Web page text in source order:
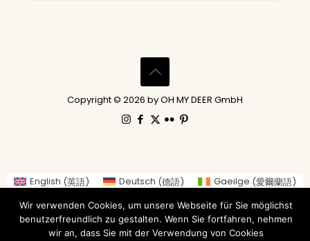
Copyright © 2026 by OH MY DEER GmbH
English (英語) Deutsch (德語) Gaeilge (愛爾蘭語)
阿拉伯語 Nederlands (荷蘭語
Suomi( 芬蘭語) Français(法語)
Italiano(義大利語) 日本語(日語)
Wir verwenden Cookies, um unsere Webseite für Sie möglichst
benutzerfreundlich zu gestalten. Wenn Sie fortfahren, nehmen
wir an, dass Sie mit der Verwendung von Cookies